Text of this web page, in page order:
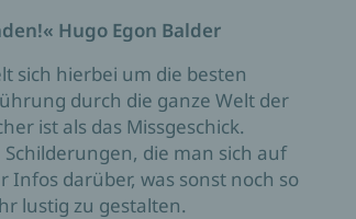
Hugo Egon Balder
sich hierbei um die besten
durch die ganze Welt der
ist als das Missgeschick.
die man sich auf
darüber, was sonst noch so
lustig zu gestalten.